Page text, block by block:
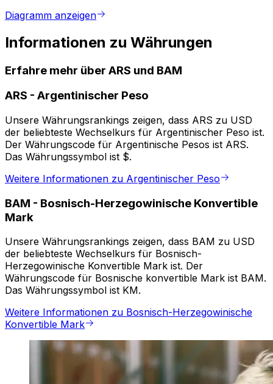
Diagramm anzeigen
Informationen zu Währungen
Erfahre mehr über ARS und BAM
ARS - Argentinischer Peso
Unsere Währungsrankings zeigen, dass ARS zu USD
der beliebteste Wechselkurs für Argentinischer Peso ist.
Der Währungscode für Argentinische Pesos ist ARS.
Das Währungssymbol ist $.
Weitere Informationen zu Argentinischer Peso
BAM - Bosnisch-Herzegowinische Konvertible
Mark
Unsere Währungsrankings zeigen, dass BAM zu USD
der beliebteste Wechselkurs für Bosnisch-
Herzegowinische Konvertible Mark ist. Der
Währungscode für Bosnische konvertible Mark ist BAM.
Das Währungssymbol ist KM.
Weitere Informationen zu Bosnisch-Herzegowinische
Konvertible Mark